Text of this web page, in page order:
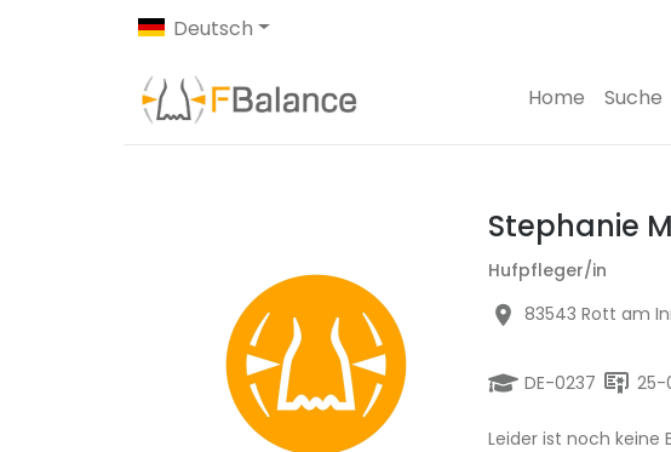
Deutsch
Home Suche
Stephanie
Hufpfleger/in
83543 Rott am
DE-0237 25-
Leider ist noch keine